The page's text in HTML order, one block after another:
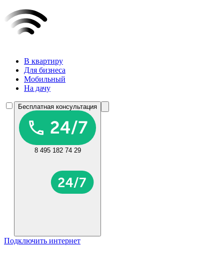
В квартиру
Для бизнеса
Мобильный
На дачу
Бесплатная консультация
8 495 182 74 29
Подключить интернет